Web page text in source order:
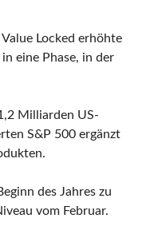
Locked erhöhte
eine Phase, in der
Milliarden US-
S&P 500 ergänzt
des Jahres zu
vom Februar.